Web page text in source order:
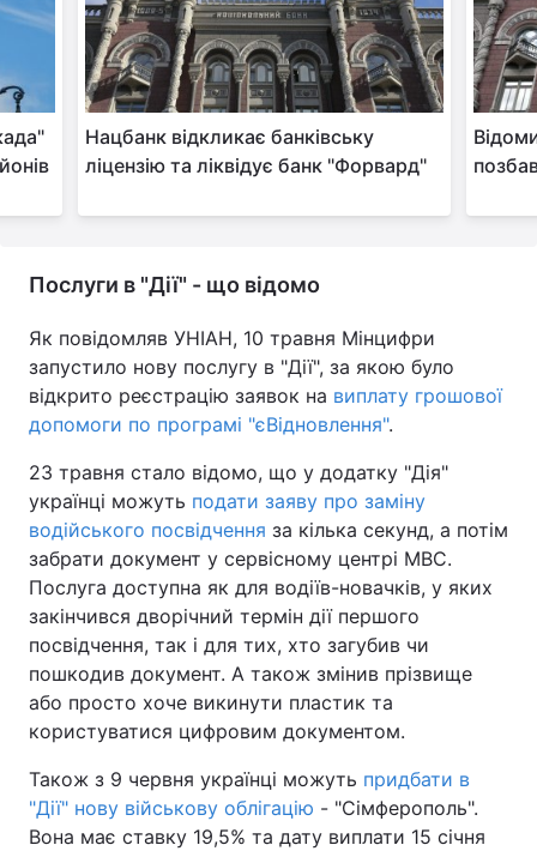
Нацбанк відкликає банківську
ліцензію та ліквідує банк "Форвард"
Послуги в "Дії" - що відомо
Як повідомляв УНІАН, 10 травня Мінцифри
запустило нову послугу в "Дії", за якою було
відкрито реєстрацію заявок на виплату грошової
допомоги по програмі "єВідновлення".
23 травня стало відомо, що у додатку "Дія"
українці можуть подати заяву про заміну
водійського посвідчення за кілька секунд, а потім
забрати документ у сервісному центрі МВС.
Послуга доступна як для водіїв-новачків, у яких
закінчився дворічний термін дії першого
посвідчення, так і для тих, хто загубив чи
пошкодив документ. А також змінив прізвище
або просто хоче викинути пластик та
користуватися цифровим документом.
Також з 9 червня українці можуть придбати в
"Дії" нову військову облігацію - "Сімферополь".
Вона має ставку 19,5% та дату виплати 15 січня